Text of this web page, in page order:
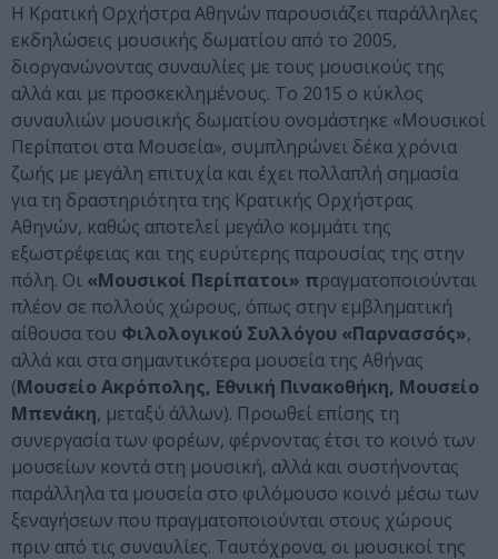
Η Κρατική Ορχήστρα Αθηνών παρουσιάζει παράλληλες
εκδηλώσεις μουσικής δωματίου από το 2005,
διοργανώνοντας συναυλίες με τους μουσικούς της
αλλά και με προσκεκλημένους. Το 2015 ο κύκλος
συναυλιών μουσικής δωματίου ονομάστηκε «Μουσικοί
Περίπατοι στα Μουσεία», συμπληρώνει δέκα χρόνια
ζωής με μεγάλη επιτυχία και έχει πολλαπλή σημασία
για τη δραστηριότητα της Κρατικής Ορχήστρας
Αθηνών, καθώς αποτελεί μεγάλο κομμάτι της
εξωστρέφειας και της ευρύτερης παρουσίας της στην
πόλη. Οι «Μουσικοί Περίπατοι» πραγματοποιούνται
πλέον σε πολλούς χώρους, όπως στην εμβληματική
αίθουσα του Φιλολογικού Συλλόγου «Παρνασσός»,
αλλά και στα σημαντικότερα μουσεία της Αθήνας
(Μουσείο Ακρόπολης, Εθνική Πινακοθήκη, Μουσείο
Μπενάκη, μεταξύ άλλων). Προωθεί επίσης τη
συνεργασία των φορέων, φέρνοντας έτσι το κοινό των
μουσείων κοντά στη μουσική, αλλά και συστήνοντας
παράλληλα τα μουσεία στο φιλόμουσο κοινό μέσω των
ξεναγήσεων που πραγματοποιούνται στους χώρους
πριν από τις συναυλίες. Ταυτόχρονα, οι μουσικοί της